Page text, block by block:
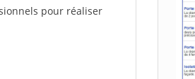
pour réaliser